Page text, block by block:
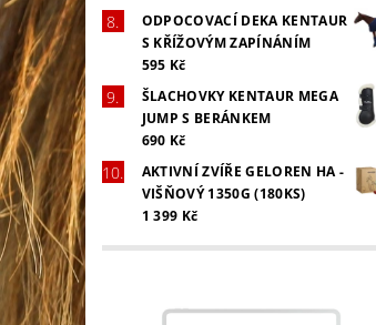
ODPOCOVACÍ DEKA KENTAUR
S KŘÍŽOVÝM ZAPÍNÁNÍM
595 Kč
ŠLACHOVKY KENTAUR MEGA
JUMP S BERÁNKEM
690 Kč
AKTIVNÍ ZVÍŘE GELOREN HA -
VIŠŇOVÝ 1350G (180KS)
1 399 Kč